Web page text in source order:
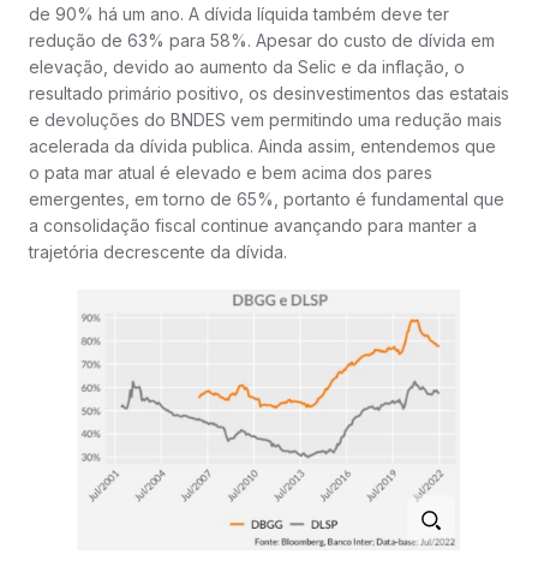
de 90% há um ano. A dívida líquida também deve ter
redução de 63% para 58%. Apesar do custo de dívida em
elevação, devido ao aumento da Selic e da inflação, o
resultado primário positivo, os desinvestimentos das estatais
e devoluções do BNDES vem permitindo uma redução mais
acelerada da dívida publica. Ainda assim, entendemos que
o pata mar atual é elevado e bem acima dos pares
emergentes, em torno de 65%, portanto é fundamental que
a consolidação fiscal continue avançando para manter a
trajetória decrescente da dívida.